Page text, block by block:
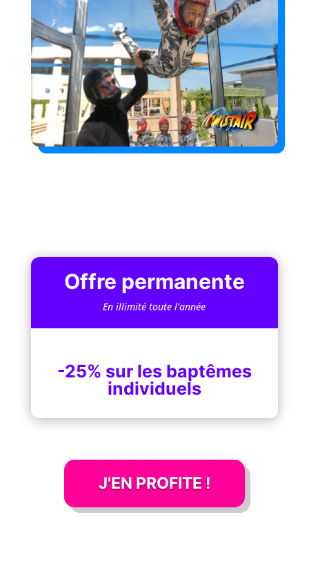
Offre permanente
En illimité toute l’année
-25% sur les baptêmes
individuels
J'EN PROFITE !